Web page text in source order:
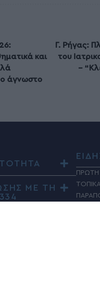
και
άγνωστο
Γ. Ρήγας:
του
–
ΜΕ ΤΗ
ΠΡΩΤΗ